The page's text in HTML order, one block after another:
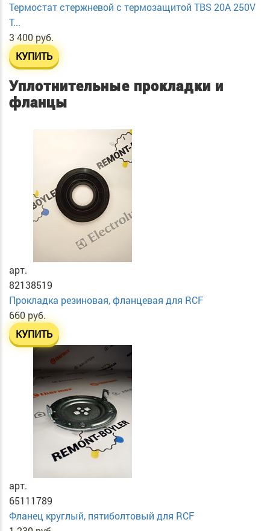
Термостат стержневой с термозащитой TBS 20A 250V
T...
3 400 руб.
КУПИТЬ
Уплотнительные прокладки и
фланцы
арт.
82138519
Прокладка резиновая, фланцевая для RCF
660 руб.
КУПИТЬ
арт.
65111789
Фланец круглый, пятиболтовый для RCF